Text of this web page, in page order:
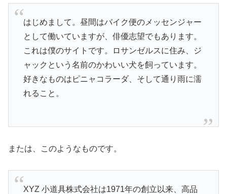
はじめまして。昼間はバイク便のメッセンジャー
として働いていますが、俳優志望でもあります。
これは僕のサイトです。ロサンゼルスに住み、ジ
ャックという名前のかわいい犬を飼っています。
好きなものはピニャコラーダ、そして通り雨に濡
れること。
または、このようなものです。
XYZ 小道具株式会社は1971年の創立以来、高品